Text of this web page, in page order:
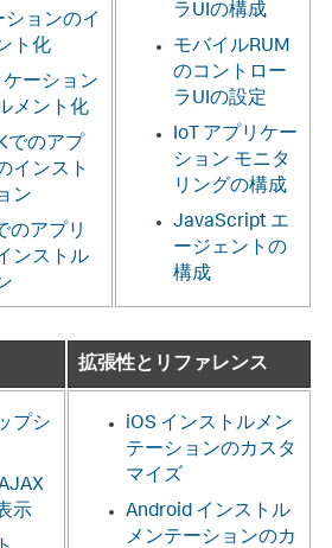
ョンのイ
ト化
ーション
メント化
でのアプ
インスト
ン
のアプリ
ンストル
ラUIの構成
モバイルRUM
のコントロー
ラUIの設定
IoT アプリケー
ション モニタ
リングの構成
JavaScript エ
ージェントの
構成
拡張性とリファレンス
プシ
示
iOS インストルメン
テーションのカスタ
マイズ
Android インストル
メンテーションのカ